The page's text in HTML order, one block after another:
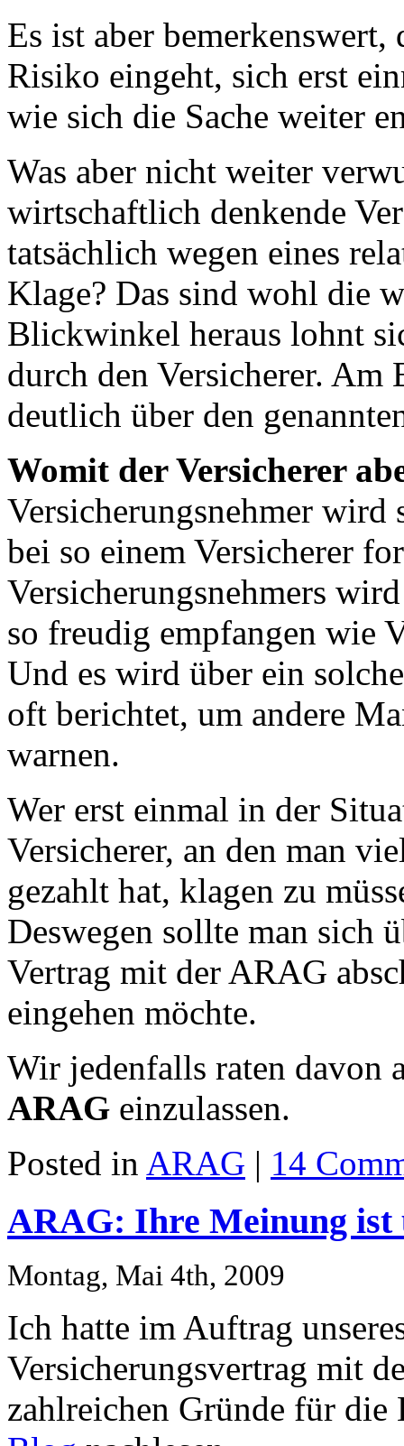
Es ist aber
Risiko eingeht, sich erst
wie sich die Sache weiter
Was aber nicht weiter
wirtschaftlich denkende
tatsächlich wegen eines
Klage? Das sind wohl die
Blickwinkel heraus lohnt
durch den Versicherer.
deutlich über den
Womit der Versicherer
Versicherungsnehmer wird
bei so einem Versicherer
Versicherungsnehmers
so freudig empfangen wie
Und es wird über ein
oft berichtet, um andere
warnen.
Wer erst einmal in der
Versicherer, an den man
gezahlt hat, klagen zu
Deswegen sollte man sich
Vertrag mit der ARAG
eingehen möchte.
Wir jedenfalls raten davon
ARAG einzulassen.
Posted in ARAG | 14
ARAG: Ihre Meinung ist
Montag, Mai 4th, 2009
Ich hatte im Auftrag
Versicherungsvertrag mit
zahlreichen Gründe für